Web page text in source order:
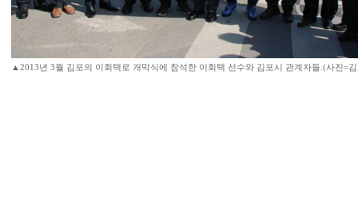
▲2013년 3월 김포의 이회택로 개막식에 참석한 이회택 선수와 김포시 관계자들.(사진=